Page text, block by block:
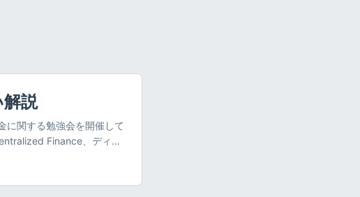
説
に関する勉強会を開催して
Finance、ディー
明しながら、DeFiの本質
的としております。資産